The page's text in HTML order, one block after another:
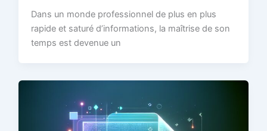
Dans un monde professionnel de plus en plus
rapide et saturé d’informations, la maîtrise de son
temps est devenue un